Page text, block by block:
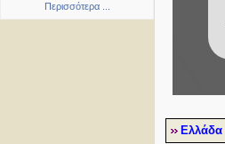
Περισσότερα ...
Ελλάδα